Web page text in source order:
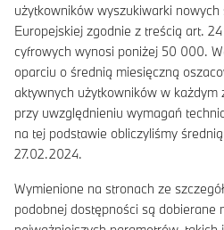
użytkowników wyszukiwarki
Europejskiej zgodnie z treścią art.
cyfrowych wynosi poniżej 50 000.
oparciu o średnią miesięczną
aktywnych użytkowników w każdym
przy uwzględnieniu wymagań
na tej podstawie obliczyliśmy
27.02.2024.
Wymienione na stronach ze
podobnej dostępności są dobierane